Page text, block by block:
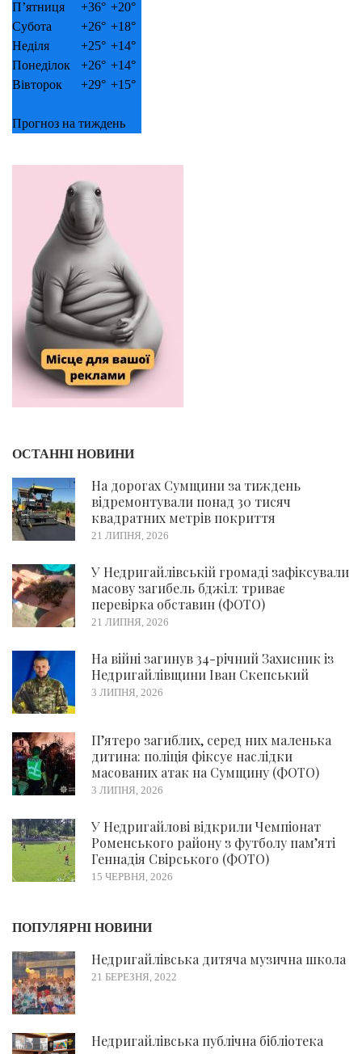
П’ятниця +36° +20°
Субота
+26° +18°
Неділя
+25° +14°
Понеділок
+26° +14°
Вівторок
+29° +15°
Прогноз на тиждень
ОСТАННІ НОВИНИ
На дорогах Сумщини за тиждень
відремонтували понад 30 тисяч
квадратних метрів покриття
21 ЛИПНЯ, 2026
У Недригайлівській громаді зафіксували
масову загибель бджіл: триває
перевірка обставин (ФОТО)
21 ЛИПНЯ, 2026
На війні загинув 34-річний Захисник із
Недригайлівщини Іван Скепський
3 ЛИПНЯ, 2026
П’ятеро загиблих, серед них маленька
дитина: поліція фіксує наслідки
масованих атак на Сумщину (ФОТО)
3 ЛИПНЯ, 2026
У Недригайлові відкрили Чемпіонат
Роменського району з футболу пам’яті
Геннадія Свірського (ФОТО)
15 ЧЕРВНЯ, 2026
ПОПУЛЯРНІ НОВИНИ
Недригайлівська дитяча музична школа
21 БЕРЕЗНЯ, 2022
Недригайлівська публічна бібліотека